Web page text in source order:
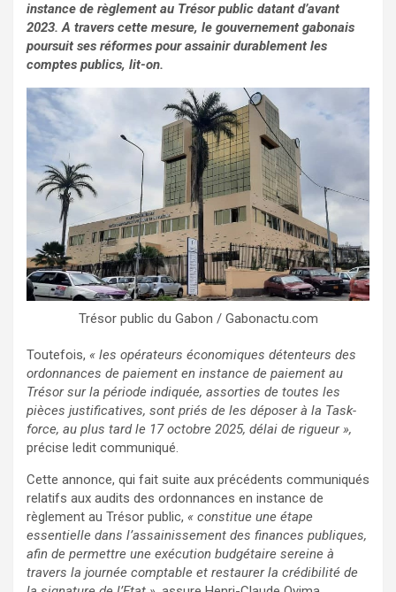
instance de règlement au Trésor public datant d’avant
2023. A travers cette mesure, le gouvernement gabonais
poursuit ses réformes pour assainir durablement les
comptes publics, lit-on.
Trésor public du Gabon / Gabonactu.com
Toutefois, « les opérateurs économiques détenteurs des
ordonnances de paiement en instance de paiement au
Trésor sur la période indiquée, assorties de toutes les
pièces justificatives, sont priés de les déposer à la Task-
force, au plus tard le 17 octobre 2025, délai de rigueur »,
précise ledit communiqué.
Cette annonce, qui fait suite aux précédents communiqués
relatifs aux audits des ordonnances en instance de
règlement au Trésor public, « constitue une étape
essentielle dans l’assainissement des finances publiques,
afin de permettre une exécution budgétaire sereine à
travers la journée comptable et restaurer la crédibilité de